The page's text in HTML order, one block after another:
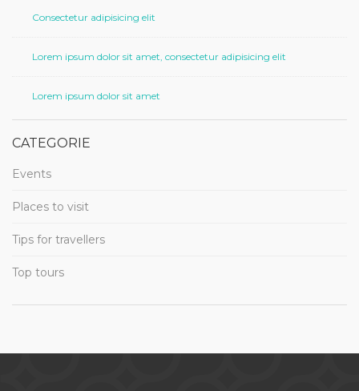
Consectetur adipisicing elit
Lorem ipsum dolor sit amet, consectetur adipisicing elit
Lorem ipsum dolor sit amet
CATEGORIE
Events
Places to visit
Tips for travellers
Top tours